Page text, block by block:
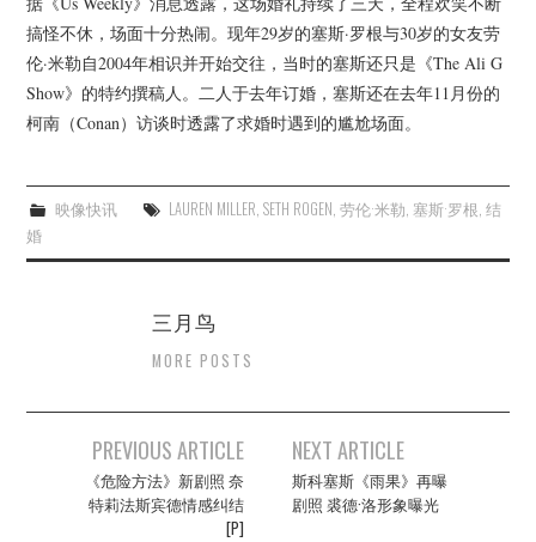
搞怪不休，场面十分热闹。现年29岁的塞斯·罗根与30岁的女友劳
伦·米勒自2004年相识并开始交往，当时的塞斯还只是《The Ali G
Show》的特约撰稿人。二人于去年订婚，塞斯还在去年11月份的
柯南（Conan）访谈时透露了求婚时遇到的尴尬场面。
映像快讯 LAUREN MILLER, SETH ROGEN, 劳伦·米勒, 塞斯·罗根, 结
婚
三月鸟
MORE POSTS
navigation
PREVIOUS ARTICLE
《危险方法》新剧照 奈
特莉法斯宾德情感纠结
[P]
NEXT ARTICLE
斯科塞斯《雨果》再曝
剧照 裘德·洛形象曝光